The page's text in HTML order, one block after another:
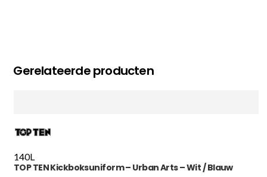
Gerelateerde producten
140L
TOP TEN Kickboksuniform – Urban Arts – Wit / Blauw